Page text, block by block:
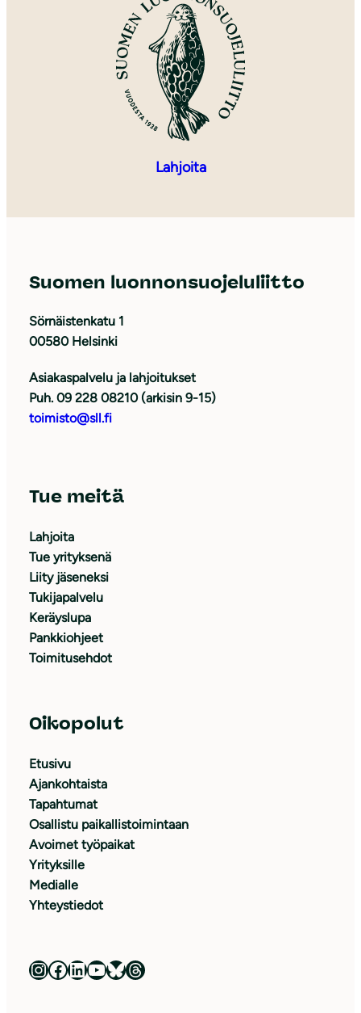
Lahjoita
Suomen luonnonsuojeluliitto
Sörnäistenkatu 1
00580 Helsinki
Asiakaspalvelu ja lahjoitukset
Puh. 09 228 08210 (arkisin 9-15)
toimisto@sll.fi
Tue meitä
Lahjoita
Tue yrityksenä
Liity jäseneksi
Tukijapalvelu
Keräyslupa
Pankkiohjeet
Toimitusehdot
Oikopolut
Etusivu
Ajankohtaista
Tapahtumat
Osallistu paikallistoimintaan
Avoimet työpaikat
Yrityksille
Medialle
Yhteystiedot
Luonnonsuojeluliitto Instagramissa Luonnonsuojeluliitto Facebookissa Luonnonsuojeluliitto LinkedInissä Luonnonsuojeluliiton YouTube-kanava Luonnonsuojeluliitto Blueskyssa Luonnonsuojeluliitto Threadsissa